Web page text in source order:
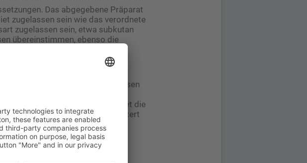
Das abgegebene Präparat
zugelassen sein wie das verordnete
zugelassen sein, etwa subkutan
übereinstimmen, ebenso die
Wird eine identische
beispielsweise Fertigpen oder
Referenzarzneimittel und dessen
desselben Referenzprodukts
Arzneimittel-Richtlinie. Sie bildet die
und Biosimilars ab und erleichtert